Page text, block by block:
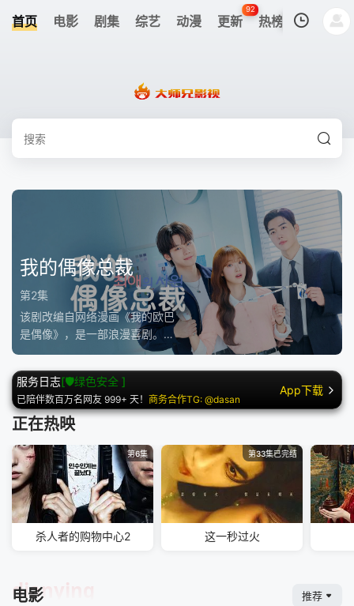
首页 电影 剧集 综艺 动漫 更新
92
热榜 APP
我的偶像总裁
第2集
该剧改编自网络漫画《我的欧巴
是偶像》，是一部浪漫喜剧。讲
述进入由前偶像兼CEO李灿领导
的公司工作的南多凛，与在那里
遇到的社长姜河基的故事。姜勋
饰演姜河基。姜河基外表冷酷强
悍，但他拥有比任何人都温暖的
金惠俊饰演因机缘巧合而加入自
己一直很喜欢的偶像公司的南多
凛。
服务日志[🛡️绿色安全 ]
已陪伴数百万名网友 999+ 天！ 商务合作TG: @dasan
App下载
正在热映
第6集
杀人者的购物中心2
第33集已完结
这一秒过火
电影
dianying 推荐